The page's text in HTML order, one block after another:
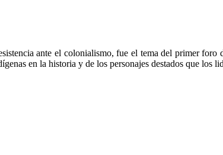
ante el colonialismo, fue el tema del primer
en la historia y de los personajes destados que los